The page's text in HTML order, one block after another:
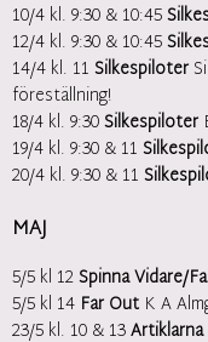
10/4 kl. 9:30 & 10:45
12/4 kl. 9:30 & 10:45
14/4 kl. 11 Silkespiloter
föreställning!
18/4 kl. 9:30Silkespiloter
19/4 kl. 9:30 & 11
20/4 kl. 9:30 & 11
MAJ
5/5 kl 12Spinna Vidare/
5/5 kl 14 Far Out K A
23/5 kl. 10 & 13Artiklarna